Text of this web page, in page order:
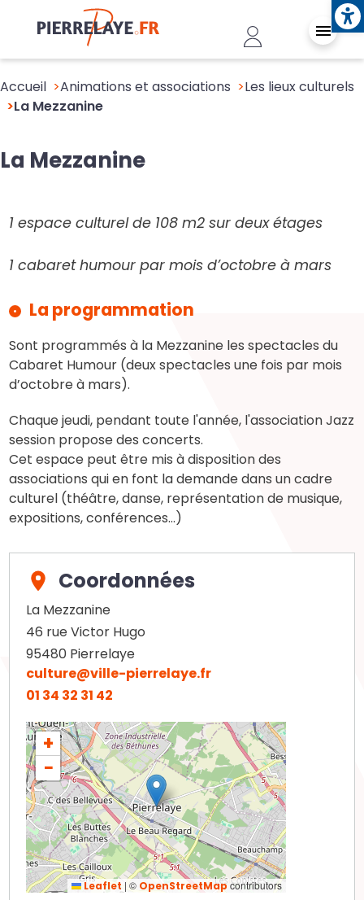
Aller au contenu principal
Header -
Accueil Animations et associations
Les lieux culturels
La Mezzanine
La Mezzanine
1 espace culturel de 108 m2 sur deux étages
1 cabaret humour par mois d’octobre à mars
La programmation
Sont programmés à la Mezzanine les spectacles du
Cabaret Humour (deux spectacles une fois par mois
d’octobre à mars).
Chaque jeudi, pendant toute l'année, l'association Jazz
session propose des concerts.
Cet espace peut être mis à disposition des
associations qui en font la demande dans un cadre
culturel (théâtre, danse, représentation de musique,
expositions, conférences…)
Coordonnées
La Mezzanine
46 rue Victor Hugo
95480 Pierrelaye
culture@ville-pierrelaye.fr
01 34 32 31 42
+
−
Leaflet | © OpenStreetMapcontributors